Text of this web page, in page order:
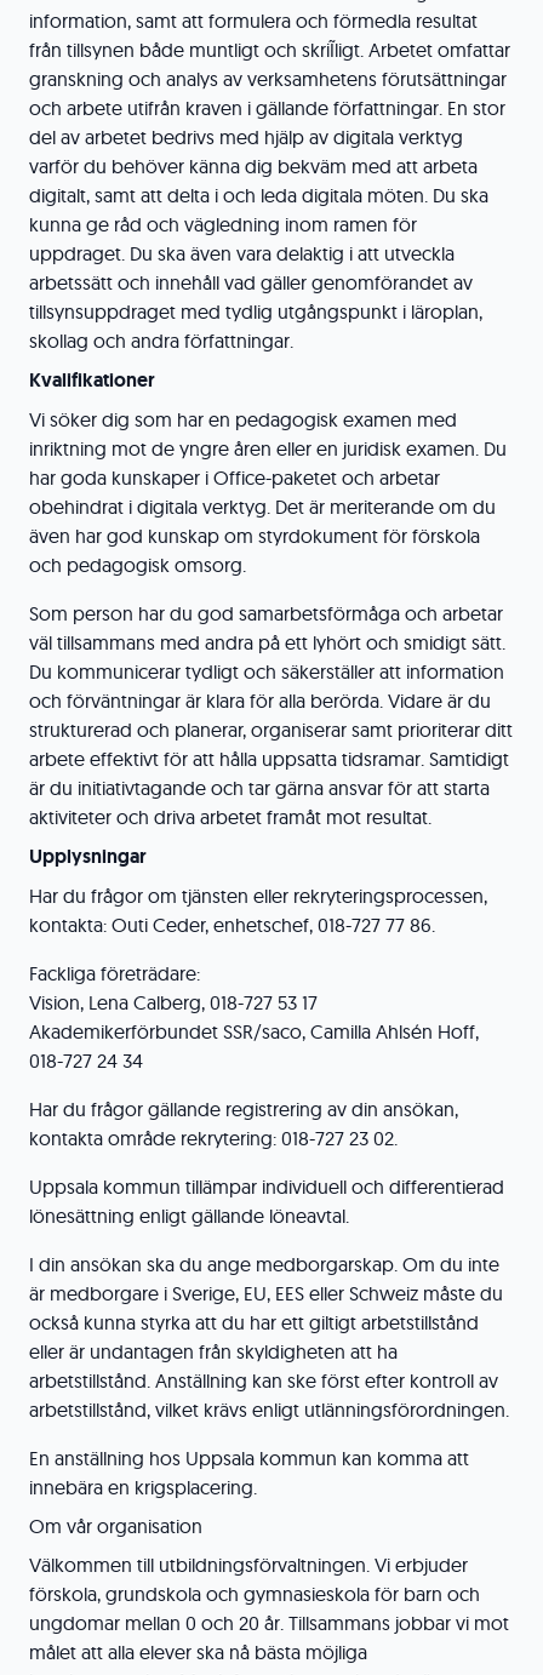
information, samt att formulera och förmedla resultat
från tillsynen både muntligt och skriĨligt. Arbetet omfattar
granskning och analys av verksamhetens förutsättningar
och arbete utifrån kraven i gällande författningar. En stor
del av arbetet bedrivs med hjälp av digitala verktyg
varför du behöver känna dig bekväm med att arbeta
digitalt, samt att delta i och leda digitala möten. Du ska
kunna ge råd och vägledning inom ramen för
uppdraget. Du ska även vara delaktig i att utveckla
arbetssätt och innehåll vad gäller genomförandet av
tillsynsuppdraget med tydlig utgångspunkt i läroplan,
skollag och andra författningar.
Kvalifikationer
Vi söker dig som har en pedagogisk examen med
inriktning mot de yngre åren eller en juridisk examen. Du
har goda kunskaper i Office-paketet och arbetar
obehindrat i digitala verktyg. Det är meriterande om du
även har god kunskap om styrdokument för förskola
och pedagogisk omsorg.
Som person har du god samarbetsförmåga och arbetar
väl tillsammans med andra på ett lyhört och smidigt sätt.
Du kommunicerar tydligt och säkerställer att information
och förväntningar är klara för alla berörda. Vidare är du
strukturerad och planerar, organiserar samt prioriterar ditt
arbete effektivt för att hålla uppsatta tidsramar. Samtidigt
är du initiativtagande och tar gärna ansvar för att starta
aktiviteter och driva arbetet framåt mot resultat.
Upplysningar
Har du frågor om tjänsten eller rekryteringsprocessen,
kontakta: Outi Ceder, enhetschef, 018-727 77 86.
Fackliga företrädare:
Vision, Lena Calberg, 018-727 53 17
Akademikerförbundet SSR/saco, Camilla Ahlsén Hoff,
018-727 24 34
Har du frågor gällande registrering av din ansökan,
kontakta område rekrytering: 018-727 23 02.
Uppsala kommun tillämpar individuell och differentierad
lönesättning enligt gällande löneavtal.
I din ansökan ska du ange medborgarskap. Om du inte
är medborgare i Sverige, EU, EES eller Schweiz måste du
också kunna styrka att du har ett giltigt arbetstillstånd
eller är undantagen från skyldigheten att ha
arbetstillstånd. Anställning kan ske först efter kontroll av
arbetstillstånd, vilket krävs enligt utlänningsförordningen.
En anställning hos Uppsala kommun kan komma att
innebära en krigsplacering.
Om vår organisation
Välkommen till utbildningsförvaltningen. Vi erbjuder
förskola, grundskola och gymnasieskola för barn och
ungdomar mellan 0 och 20 år. Tillsammans jobbar vi mot
målet att alla elever ska nå bästa möjliga